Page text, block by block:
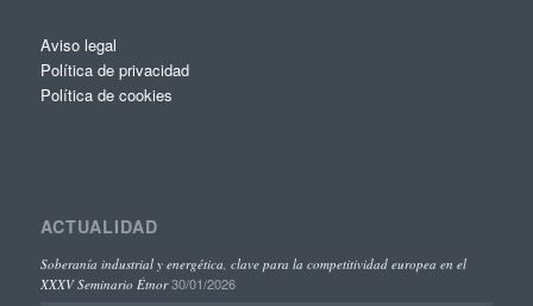
Aviso legal
Política de privacidad
Política de cookies
ACTUALIDAD
Soberanía industrial y energética, clave para la competitividad europea en el
XXXV Seminario Étnor 30/01/2026